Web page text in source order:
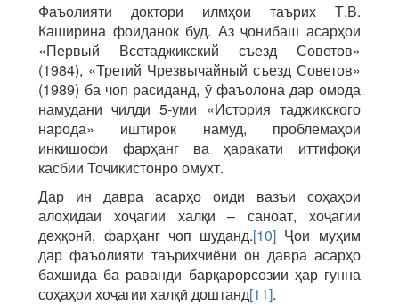
Фаъолияти доктори илмҳои таърих Т.В.
Каширина фоиданок буд. Аз ҷонибаш асарҳои
«Первый Всетаджикский съезд Советов»
(1984), «Третий Чрезвычайный съезд Советов»
(1989) ба чоп расиданд, ӯ фаъолона дар омода
намудани ҷилди 5-уми «История таджикского
народа» иштирок намуд, проблемаҳои
инкишофи фарҳанг ва ҳаракати иттифоқи
касбии Тоҷикистонро омухт.
Дар ин давра асарҳо оиди вазъи соҳаҳои
алоҳидаи хоҷагии халқӣ – саноат, хоҷагии
деҳқонӣ, фарҳанг чоп шуданд.[10] Ҷои муҳим
дар фаъолияти таърихчиёни он давра асарҳо
бахшида ба раванди барқарорсозии ҳар гунна
соҳаҳои хоҷагии халқӣ доштанд[11].